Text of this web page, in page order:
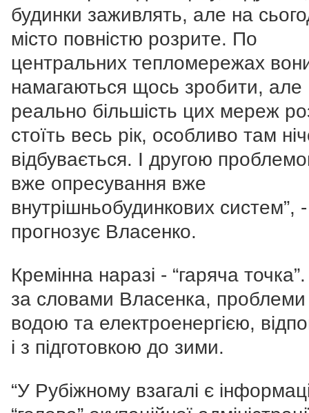
будинки заживлять, але на
місто повністю розрите. По
центральних тепломережах
намагаються щось зробити, але
реально більшість цих мереж
стоїть весь рік, особливо там
відбувається. І другою
вже опресування вже
внутрішньобудинкових систем”, -
прогнозує Власенко.
Кремінна наразі - “гаряча
за словами Власенка, проблеми
водою та електроенергією,
і з підготовкою до зими.
“У Рубіжному взагалі є